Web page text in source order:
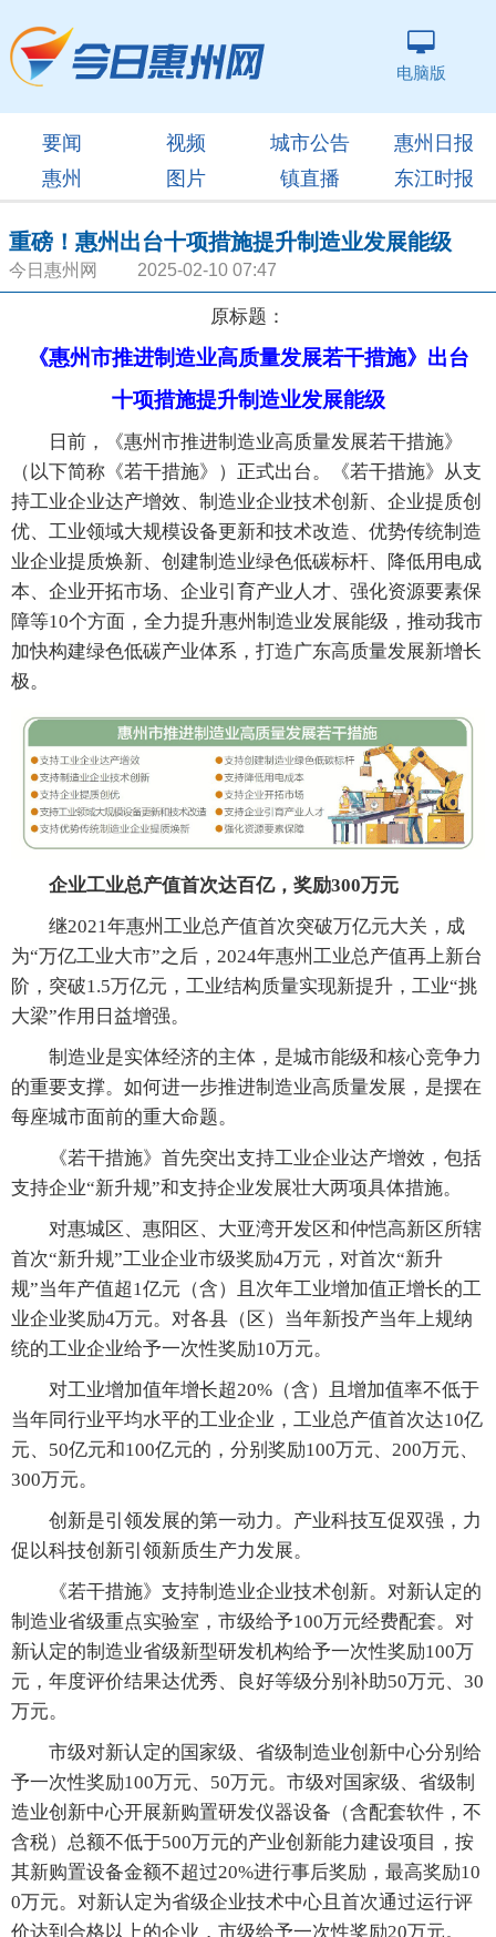
电脑版
要闻 视频 城市公告
惠州日报
惠州
图片 镇直播 东江时报
重磅！惠州出台十项措施提升制造业发展能级
今日惠州网 2025-02-10 07:47
原标题：
《惠州市推进制造业高质量发展若干措施》出台
十项措施提升制造业发展能级
日前，《惠州市推进制造业高质量发展若干措施》
（以下简称《若干措施》）正式出台。《若干措施》从支
持工业企业达产增效、制造业企业技术创新、企业提质创
优、工业领域大规模设备更新和技术改造、优势传统制造
业企业提质焕新、创建制造业绿色低碳标杆、降低用电成
本、企业开拓市场、企业引育产业人才、强化资源要素保
障等10个方面，全力提升惠州制造业发展能级，推动我市
加快构建绿色低碳产业体系，打造广东高质量发展新增长
极。
企业工业总产值首次达百亿，奖励300万元
继2021年惠州工业总产值首次突破万亿元大关，成
为“万亿工业大市”之后，2024年惠州工业总产值再上新台
阶，突破1.5万亿元，工业结构质量实现新提升，工业“挑
大梁”作用日益增强。
制造业是实体经济的主体，是城市能级和核心竞争力
的重要支撑。如何进一步推进制造业高质量发展，是摆在
每座城市面前的重大命题。
《若干措施》首先突出支持工业企业达产增效，包括
支持企业“新升规”和支持企业发展壮大两项具体措施。
对惠城区、惠阳区、大亚湾开发区和仲恺高新区所辖
首次“新升规”工业企业市级奖励4万元，对首次“新升
规”当年产值超1亿元（含）且次年工业增加值正增长的工
业企业奖励4万元。对各县（区）当年新投产当年上规纳
统的工业企业给予一次性奖励10万元。
对工业增加值年增长超20%（含）且增加值率不低于
当年同行业平均水平的工业企业，工业总产值首次达10亿
元、50亿元和100亿元的，分别奖励100万元、200万元、
300万元。
创新是引领发展的第一动力。产业科技互促双强，力
促以科技创新引领新质生产力发展。
《若干措施》支持制造业企业技术创新。对新认定的
制造业省级重点实验室，市级给予100万元经费配套。对
新认定的制造业省级新型研发机构给予一次性奖励100万
元，年度评价结果达优秀、良好等级分别补助50万元、30
万元。
市级对新认定的国家级、省级制造业创新中心分别给
予一次性奖励100万元、50万元。市级对国家级、省级制
造业创新中心开展新购置研发仪器设备（含配套软件，不
含税）总额不低于500万元的产业创新能力建设项目，按
其新购置设备金额不超过20%进行事后奖励，最高奖励10
0万元。对新认定为省级企业技术中心且首次通过运行评
价达到合格以上的企业，市级给予一次性奖励20万元。